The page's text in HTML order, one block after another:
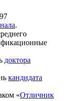
.
доктора
кандидата
«Отличник